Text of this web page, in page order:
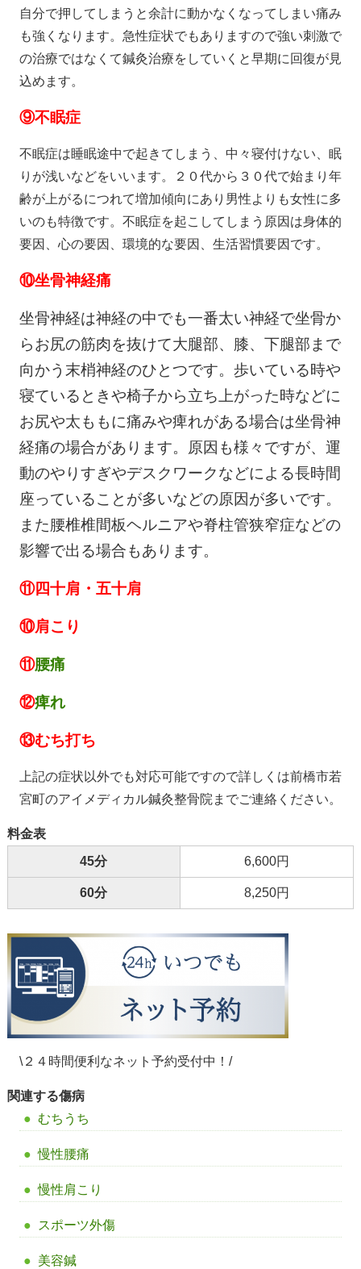
自分で押してしまうと余計に動かなくなってしまい痛み
も強くなります。急性症状でもありますので強い刺激で
の治療ではなくて鍼灸治療をしていくと早期に回復が見
込めます。
⑨不眠症
不眠症は睡眠途中で起きてしまう、中々寝付けない、眠
りが浅いなどをいいます。２０代から３０代で始まり年
齢が上がるにつれて増加傾向にあり男性よりも女性に多
いのも特徴です。不眠症を起こしてしまう原因は身体的
要因、心の要因、環境的な要因、生活習慣要因です。
⑩坐骨神経痛
坐骨神経は神経の中でも一番太い神経で坐骨か
らお尻の筋肉を抜けて大腿部、膝、下腿部まで
向かう末梢神経のひとつです。歩いている時や
寝ているときや椅子から立ち上がった時などに
お尻や太ももに痛みや痺れがある場合は坐骨神
経痛の場合があります。原因も様々ですが、運
動のやりすぎやデスクワークなどによる長時間
座っていることが多いなどの原因が多いです。
また腰椎椎間板ヘルニアや脊柱管狭窄症などの
影響で出る場合もあります。
⑪四十肩・五十肩
⑩肩こり
⑪腰痛
⑫痺れ
⑬むち打ち
上記の症状以外でも対応可能ですので詳しくは前橋市若
宮町のアイメディカル鍼灸整骨院までご連絡ください。
料金表
45分
6,600円
60分 8,250円
\２４時間便利なネット予約受付中！/
関連する傷病
むちうち
慢性腰痛
慢性肩こり
スポーツ外傷
美容鍼